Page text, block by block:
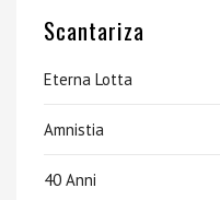
Scantariza
Eterna Lotta
Amnistia
40 Anni